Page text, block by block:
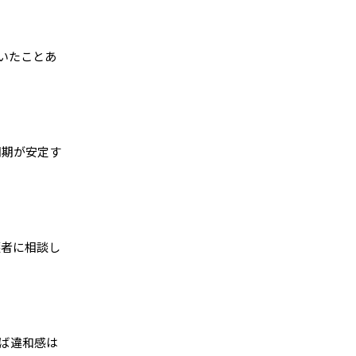
たことあ
が安定す
に相談し
違和感は